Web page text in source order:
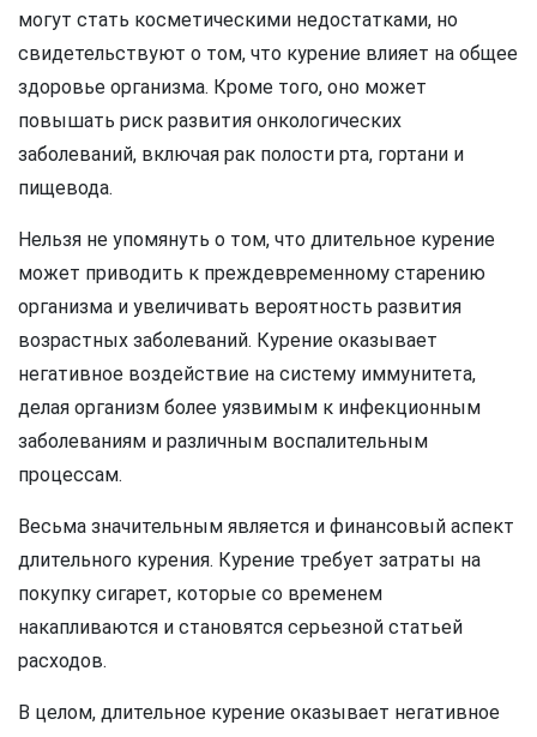
могут стать косметическими недостатками, но
свидетельствуют о том, что курение влияет на общее
здоровье организма. Кроме того, оно может
повышать риск развития онкологических
заболеваний, включая рак полости рта, гортани и
пищевода.
Нельзя не упомянуть о том, что длительное курение
может приводить к преждевременному старению
организма и увеличивать вероятность развития
возрастных заболеваний. Курение оказывает
негативное воздействие на систему иммунитета,
делая организм более уязвимым к инфекционным
заболеваниям и различным воспалительным
процессам.
Весьма значительным является и финансовый аспект
длительного курения. Курение требует затраты на
покупку сигарет, которые со временем
накапливаются и становятся серьезной статьей
расходов.
В целом, длительное курение оказывает негативное